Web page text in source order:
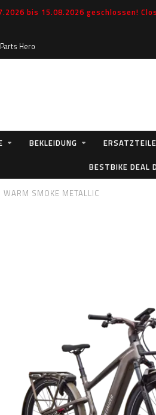
bis 15.08.2026 geschlossen!
Hero
BEKLEIDUNG ERSATZTEILE
BESTBIKE DEAL
SMOKE METALLIC